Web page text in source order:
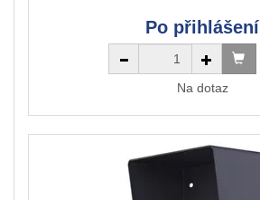
Po přihlášení
Na dotaz